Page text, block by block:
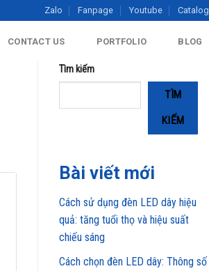
Zalo Fanpage Youtube Catalog
CONTACT US PORTFOLIO BLOG
Tìm kiếm
TÌM
KIẾM
Bài viết mới
Cách sử dụng đèn LED dây hiệu
quả: tăng tuổi thọ và hiệu suất
chiếu sáng
Cách chọn đèn LED dây: Thông số